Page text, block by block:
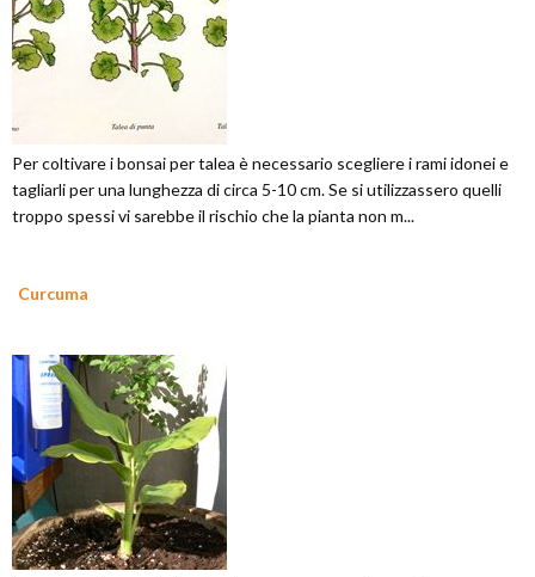
Per coltivare i bonsai per talea è necessario scegliere i rami idonei e
tagliarli per una lunghezza di circa 5-10 cm. Se si utilizzassero quelli
troppo spessi vi sarebbe il rischio che la pianta non m...
Curcuma